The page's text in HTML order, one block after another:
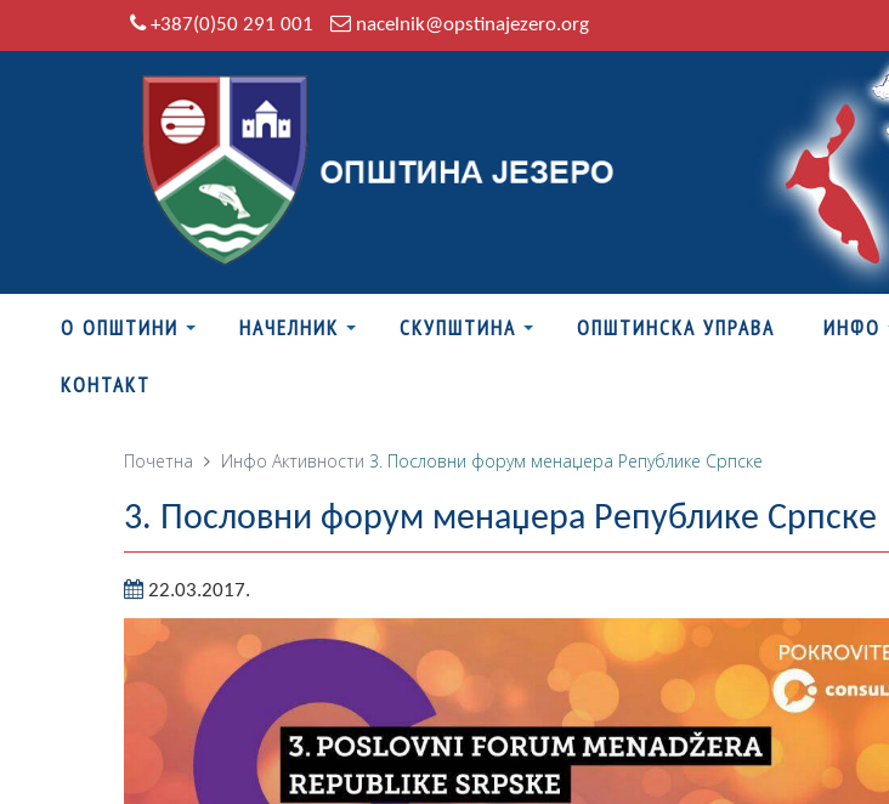
+387(0)50 291 001 nacelnik@opstinajezero.org
О ОПШТИНИ НАЧЕЛНИК СКУПШТИНА ОПШТИНСКА УПРАВА ИНФО
КОНТАКТ
Почетна Инфо Активности 3. Пословни форум менаџера Републике Српске
3. Пословни форум менаџера Републике Српске
22.03.2017.